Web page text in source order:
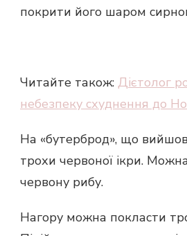
покрити його шаром
Читайте також: Дієтолог
небезпеку схуднення до
На «бутерброд», що
трохи червоної ікри.
червону рибу.
Нагору можна покласти